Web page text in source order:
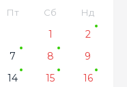
Пт Сб Нд
1
2
7 8
9
14 15
16